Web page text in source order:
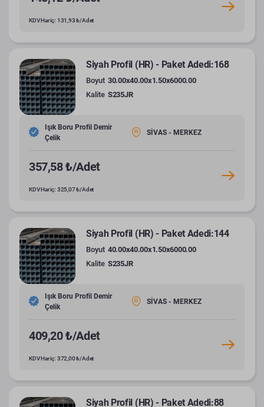
KDV Hariç: 131,93 ₺/Adet
Siyah Profil (HR) - Paket Adedi:168
Boyut 30.00x40.00x1.50x6000.00
Kalite S235JR
Işık Boru Profil Demir
Çelik
SİVAS - MERKEZ
357,58 ₺/Adet
KDV Hariç: 325,07 ₺/Adet
Siyah Profil (HR) - Paket Adedi:144
Boyut 40.00x40.00x1.50x6000.00
Kalite S235JR
Işık Boru Profil Demir
Çelik
SİVAS - MERKEZ
409,20 ₺/Adet
KDV Hariç: 372,00 ₺/Adet
Siyah Profil (HR) - Paket Adedi:88